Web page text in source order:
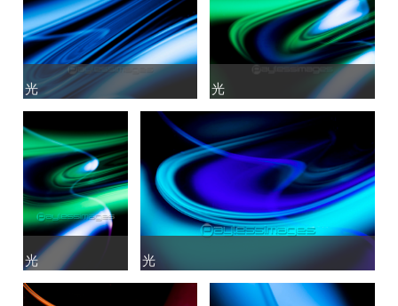
光
光 光
光
光
光 光
光